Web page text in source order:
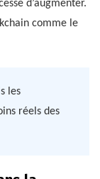
d’augmenter.
comme le
les
réels des